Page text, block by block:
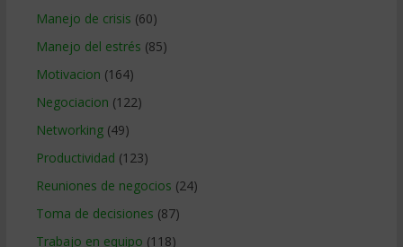
Manejo de crisis (60)
Manejo del estrés (85)
Motivacion (164)
Negociacion (122)
Networking(49)
Productividad (123)
Reuniones de negocios (24)
Toma de decisiones (87)
Trabajo en equipo (118)